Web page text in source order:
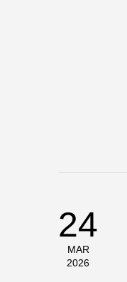
24
MAR
2026